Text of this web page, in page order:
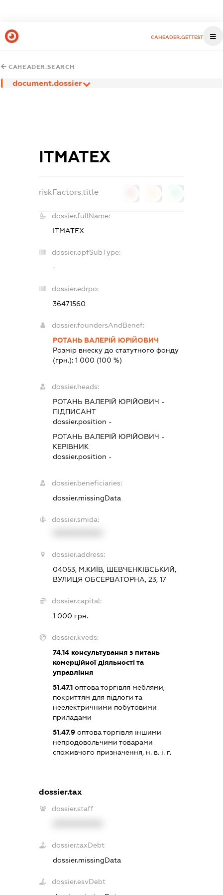
CAHEADER.GETTEST
CAHEADER.SEARCH
document.dossier
ІТМАТЕХ
riskFactors.title
dossier.fullName:
ІТМАТЕХ
dossier.opfSubType:
-
dossier.edrpo:
36471560
dossier.foundersAndBenef:
РОТАНЬ ВАЛЕРІЙ ЮРІЙОВИЧ
Розмір внеску до статутного фонду
(грн.):1 000 (100 %)
dossier.heads:
РОТАНЬ ВАЛЕРІЙ ЮРІЙОВИЧ -
ПІДПИСАНТ
dossier.position -
РОТАНЬ ВАЛЕРІЙ ЮРІЙОВИЧ -
КЕРІВНИК
dossier.position -
dossier.beneficiaries:
dossier.missingData
dossier.smida:
dossier.address:
04053, М.КИЇВ, ШЕВЧЕНКІВСЬКИЙ,
ВУЛИЦЯ ОБСЕРВАТОРНА, 23, 17
dossier.capital:
1 000 грн.
dossier.kveds:
74.14 консультування з питань
комерційної діяльності та
управління
51.47.1 оптова торгівля меблями,
покриттям для підлоги та
неелектричними побутовими
приладами
51.47.9 оптова торгівля іншими
непродовольчими товарами
споживчого призначення, н. в. і. г.
dossier.tax
dossier.staff
dossier.taxDebt
dossier.missingData
dossier.esvDebt